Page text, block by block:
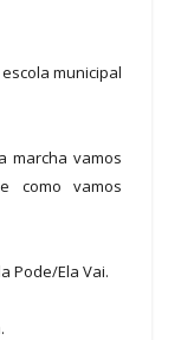
municipal
marcha vamos
como vamos
Pode/Ela Vai.